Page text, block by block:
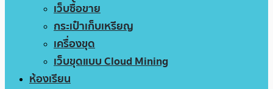
เว็บซื้อขาย
กระเป๋าเก็บเหรียญ
เครื่องขุด
เว็บขุดแบบ Cloud Mining
ห้องเรียน